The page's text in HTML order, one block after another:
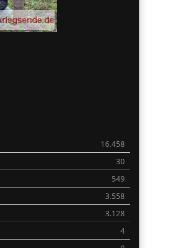
16.458
30
549
3.558
3.128
4